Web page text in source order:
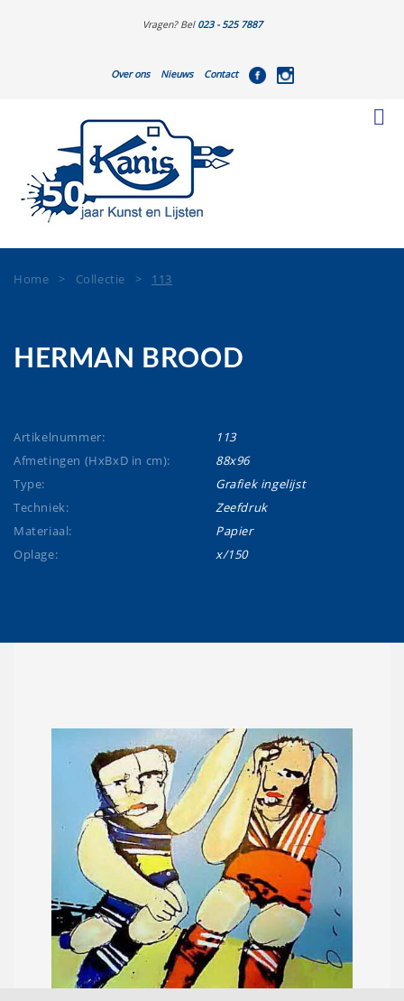
Vragen? Bel 023 - 525 7887
Over ons Nieuws Contact
Home > Collectie > 113
HERMAN BROOD
Artikelnummer:
113
Afmetingen (HxBxD in cm):
88x96
Type:
Grafiek ingelijst
Techniek:
Zeefdruk
Materiaal:
Papier
Oplage:
x/150